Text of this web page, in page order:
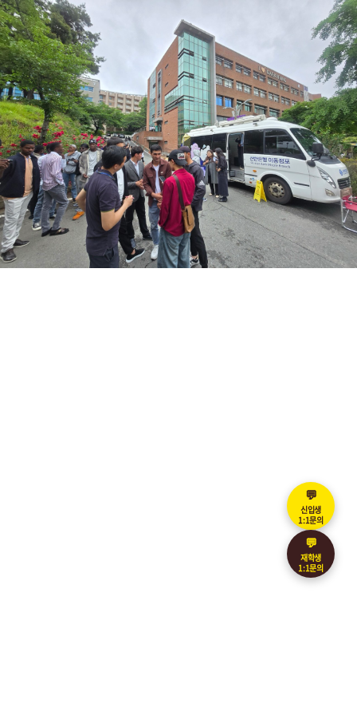
💬
신입생
1:1문의
💬
재학생
1:1문의